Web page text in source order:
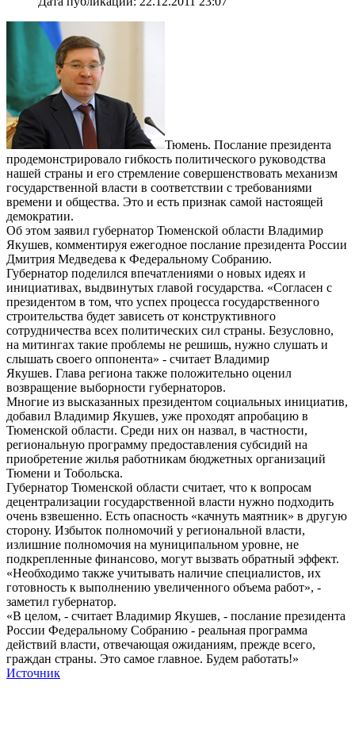
Тюмень. Послание президента
продемонстрировало гибкость политического руководства
нашей страны и его стремление совершенствовать механизм
государственной власти в соответствии с требованиями
времени и общества. Это и есть признак самой настоящей
демократии.
Об этом заявил губернатор Тюменской области Владимир
Якушев, комментируя ежегодное послание президента России
Дмитрия Медведева к Федеральному Собранию.
Губернатор поделился впечатлениями о новых идеях и
инициативах, выдвинутых главой государства. «Согласен с
президентом в том, что успех процесса государственного
строительства будет зависеть от конструктивного
сотрудничества всех политических сил страны. Безусловно,
на митингах такие проблемы не решишь, нужно слушать и
слышать своего оппонента» - считает Владимир
Якушев. Глава региона также положительно оценил
возвращение выборности губернаторов.
Многие из высказанных президентом социальных инициатив,
добавил Владимир Якушев, уже проходят апробацию в
Тюменской области. Среди них он назвал, в частности,
региональную программу предоставления субсидий на
приобретение жилья работникам бюджетных организаций
Тюмени и Тобольска.
Губернатор Тюменской области считает, что к вопросам
децентрализации государственной власти нужно подходить
очень взвешенно. Есть опасность «качнуть маятник» в другую
сторону. Избыток полномочий у региональной власти,
излишние полномочия на муниципальном уровне, не
подкрепленные финансово, могут вызвать обратный эффект.
«Необходимо также учитывать наличие специалистов, их
готовность к выполнению увеличенного объема работ», -
заметил губернатор.
«В целом, - считает Владимир Якушев, - послание президента
России Федеральному Собранию - реальная программа
действий власти, отвечающая ожиданиям, прежде всего,
граждан страны. Это самое главное. Будем работать!»
Источник